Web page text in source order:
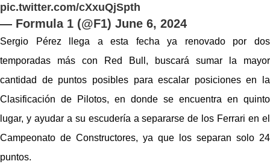
pic.twitter.com/cXxuQjSpth
— Formula 1 (@F1) June 6, 2024
Sergio Pérez llega a esta fecha ya renovado por dos
temporadas más con Red Bull, buscará sumar la mayor
cantidad de puntos posibles para escalar posiciones en la
Clasificación de Pilotos, en donde se encuentra en quinto
lugar, y ayudar a su escudería a separarse de los Ferrari en el
Campeonato de Constructores, ya que los separan solo 24
puntos.